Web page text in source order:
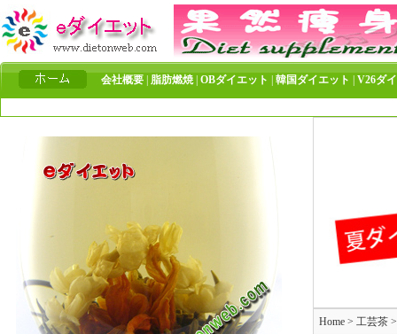
会社概要 脂肪燃焼| OBダイエット 韓国ダイエット V26ダ
Home > 工芸茶